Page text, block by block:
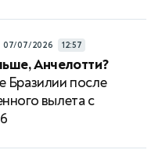
07/07/2026 12:57
Анчелотти?
Бразилии после
вылета с